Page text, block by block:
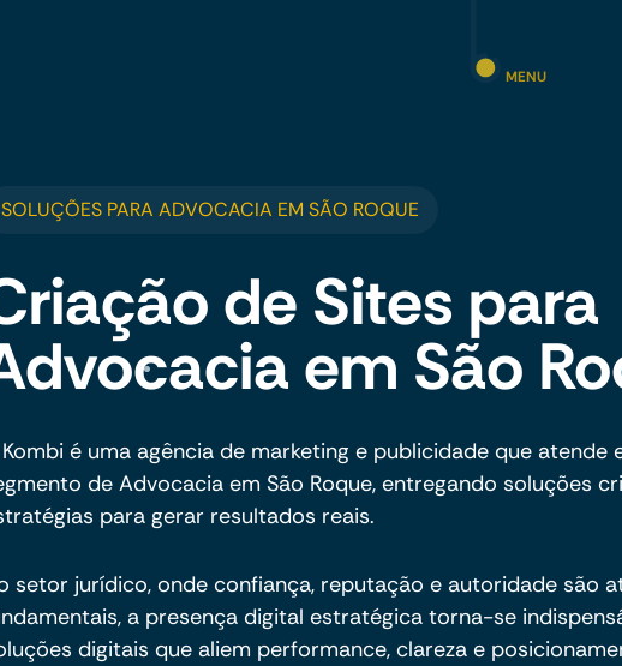
MENU
SOLUÇÕES PARA ADVOCACIA EM SÃO ROQUE
de Sites para
em São
é uma agência de marketing e publicidade que atende
de Advocacia em São Roque, entregando soluções
para gerar resultados reais.
setor jurídico, onde confiança, reputação e autoridade são
a presença digital estratégica torna-se
digitais que aliem performance, clareza e